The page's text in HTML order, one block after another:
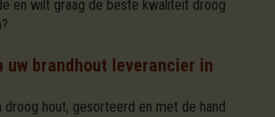
en wilt graag de beste kwaliteit droog
uw brandhout leverancier in
droog hout, gesorteerd en met de hand